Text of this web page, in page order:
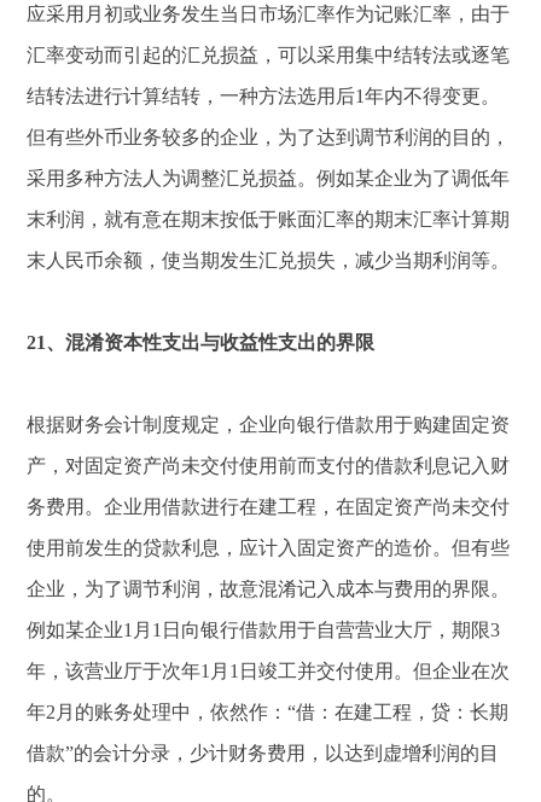
应采用月初或业务发生当日市场汇率作为记账汇率，由于
汇率变动而引起的汇兑损益，可以采用集中结转法或逐笔
结转法进行计算结转，一种方法选用后1年内不得变更。
但有些外币业务较多的企业，为了达到调节利润的目的，
采用多种方法人为调整汇兑损益。例如某企业为了调低年
末利润，就有意在期末按低于账面汇率的期末汇率计算期
末人民币余额，使当期发生汇兑损失，减少当期利润等。
21、混淆资本性支出与收益性支出的界限
根据财务会计制度规定，企业向银行借款用于购建固定资
产，对固定资产尚未交付使用前而支付的借款利息记入财
务费用。企业用借款进行在建工程，在固定资产尚未交付
使用前发生的贷款利息，应计入固定资产的造价。但有些
企业，为了调节利润，故意混淆记入成本与费用的界限。
例如某企业1月1日向银行借款用于自营营业大厅，期限3
年，该营业厅于次年1月1日竣工并交付使用。但企业在次
年2月的账务处理中，依然作：“借：在建工程，贷：长期
借款”的会计分录，少计财务费用，以达到虚增利润的目
的。